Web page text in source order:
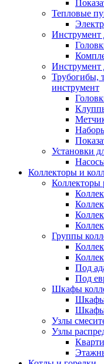
Тепловые
Инструмент
Инструмент
Трубогибы,
инструмент
Установки
Коллекторы и
Коллекторы
Группы
Под
Под
Шкафы
Шкафы
Узлы
Узлы